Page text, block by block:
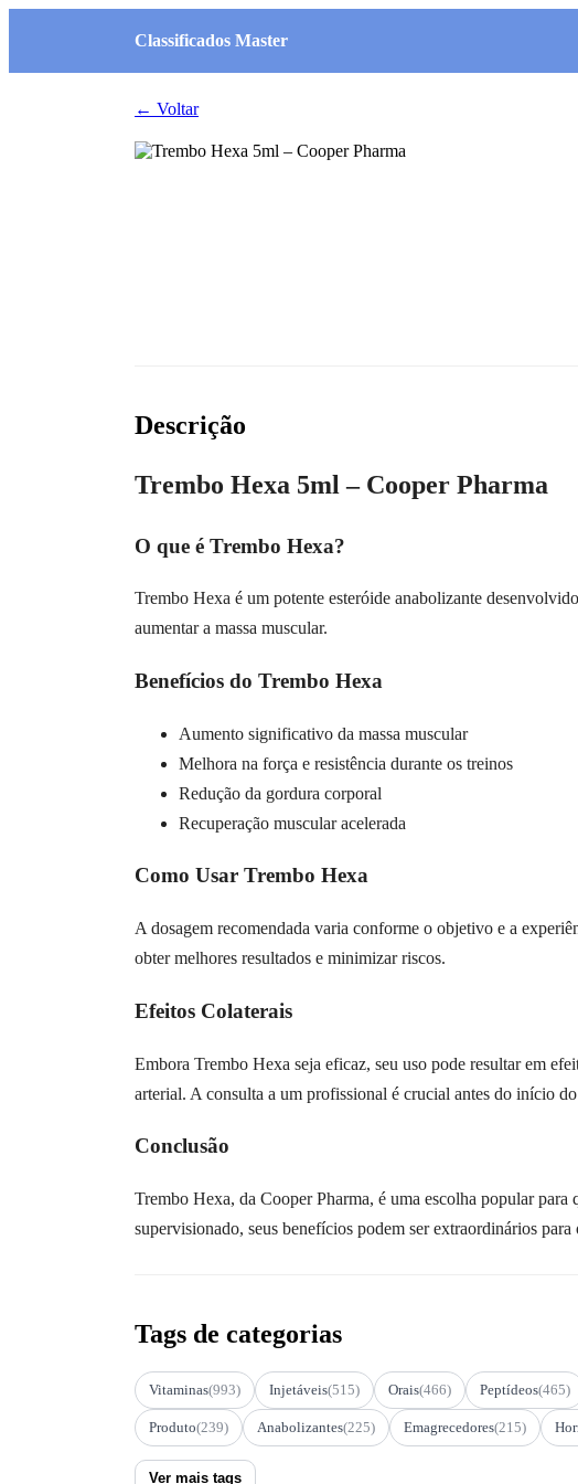
Classificados Master
← Voltar
Descrição
Trembo Hexa 5ml – Cooper Pharma
O que é Trembo Hexa?
Trembo Hexa é um potente esteróide anabolizante
aumentar a massa muscular.
Benefícios do Trembo Hexa
Aumento significativo da massa muscular
Melhora na força e resistência durante os treinos
Redução da gordura corporal
Recuperação muscular acelerada
Como Usar Trembo Hexa
A dosagem recomendada varia conforme o objetivo e a
obter melhores resultados e minimizar riscos.
Efeitos Colaterais
Embora Trembo Hexa seja eficaz, seu uso pode resultar em
arterial. A consulta a um profissional é crucial antes do início
Conclusão
Trembo Hexa, da Cooper Pharma, é uma escolha popular
supervisionado, seus benefícios podem ser extraordinários
Tags de categorias
Vitaminas(993) Injetáveis(515) Orais(466) Peptídeos(465)
Produto(239) Anabolizantes(225) Emagrecedores(215)
Ver mais tags